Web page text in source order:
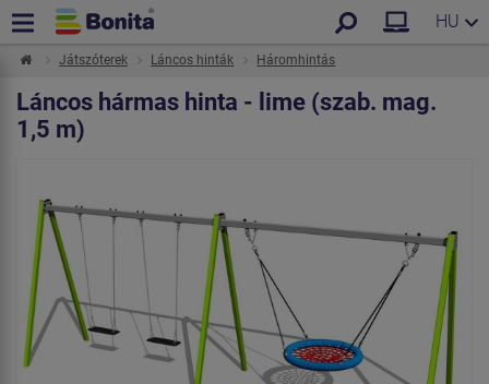
HU
Játszóterek Láncos hinták Háromhintás
Láncos hármas hinta - lime (szab. mag.
1,5 m)